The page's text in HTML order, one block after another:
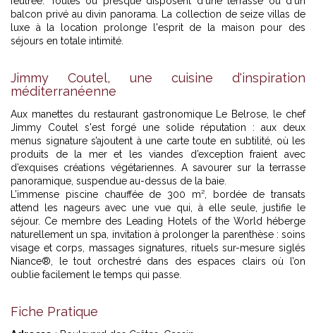
balcon privé au divin panorama. La collection de seize villas de
luxe à la location prolonge l'esprit de la maison pour des
séjours en totale intimité.
Jimmy Coutel, une cuisine d'inspiration
méditerranéenne
Aux manettes du restaurant gastronomique Le Belrose, le chef
Jimmy Coutel s'est forgé une solide réputation : aux deux
menus signature s’ajoutent à une carte toute en subtilité, où les
produits de la mer et les viandes d’exception fraient avec
d’exquises créations végétariennes. A savourer sur la terrasse
panoramique, suspendue au-dessus de la baie.
L’immense piscine chauffée de 300 m², bordée de transats
attend les nageurs avec une vue qui, à elle seule, justifie le
séjour. Ce membre des Leading Hotels of the World héberge
naturellement un spa, invitation à prolonger la parenthèse : soins
visage et corps, massages signatures, rituels sur-mesure siglés
Niance®, le tout orchestré dans des espaces clairs où l’on
oublie facilement le temps qui passe.
Fiche Pratique